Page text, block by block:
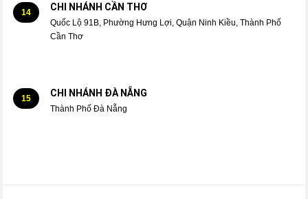
14 CHI NHÁNH CẦN THƠ
Quốc Lộ 91B, Phường Hưng Lợi, Quận Ninh Kiều, Thành Phố
Cần Thơ
15 CHI NHÁNH ĐÀ NẴNG
Thành Phố Đà Nẵng